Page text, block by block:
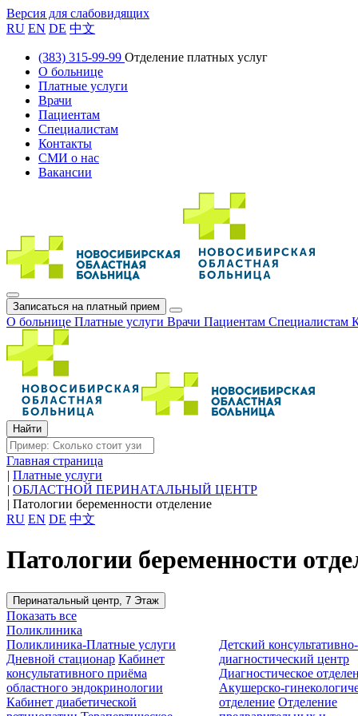
Версия для слабовидящих
RU EN DE 中文
(383) 315-99-99 Отделение платных услуг
О больнице
Платные услуги
Врачи
Пациентам
Специалистам
Контакты
СМИ о нас
Вакансии
Записаться на платный прием
О больнице Платные услуги Врачи Пациентам Специалистам
Главная страница
| Платные услуги
| ОБЛАСТНОЙ ПЕРИНАТАЛЬНЫЙ ЦЕНТР
| Патологии беременности отделение
RU EN DE 中文
Патологии беременности
Перинатальный центр, 7 Этаж
Показать все
Поликлиника
Поликлиника-Платные услуги
Дневной стационар Кабинет
консультативного приёма
областного эндокринологии
Кабинет диабетической
Детский консультативно-
диагностический центр
Диагностическое
Акушерско-
отделение Отделение